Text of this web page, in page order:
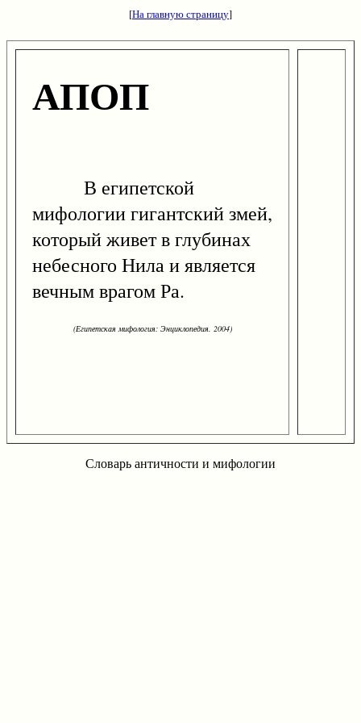
[На главную страницу]
АПОП
В египетской
мифологии гигантский змей,
который живет в глубинах
небесного Нила и является
вечным врагом Ра.
(Египетская мифология: Энциклопедия. 2004)
Словарь античности и мифологии